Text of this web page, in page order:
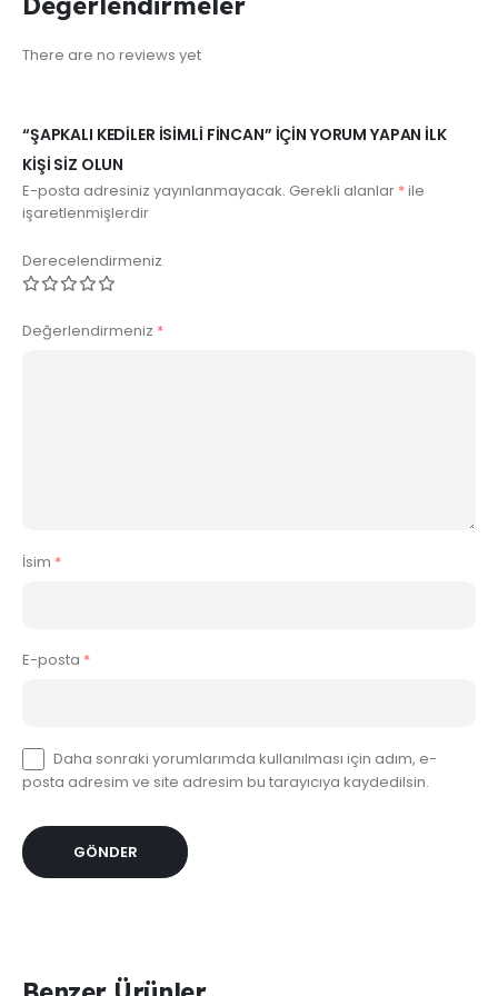
There are no reviews yet
“ŞAPKALI KEDILER İSIMLI FINCAN” IÇIN YORUM YAPAN ILK
KIŞI SIZ OLUN
E-posta adresiniz yayınlanmayacak. Gerekli alanlar *ile
işaretlenmişlerdir
Derecelendirmeniz
Değerlendirmeniz *
İsim *
E-posta *
Daha sonraki yorumlarımda kullanılması için adım, e-
posta adresim ve site adresim bu tarayıcıya kaydedilsin.